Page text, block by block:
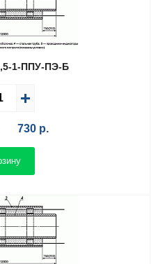
1-ППУ-ПЭ-Б
730р.